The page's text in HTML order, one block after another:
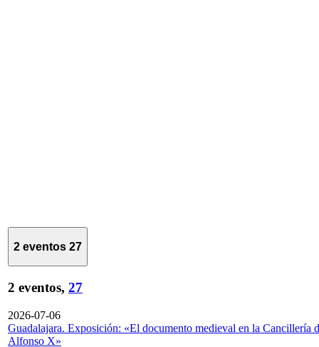
2 eventos 27
2 eventos, 27
2026-07-06
Guadalajara. Exposición: «El documento medieval en la Cancillería
Alfonso X»